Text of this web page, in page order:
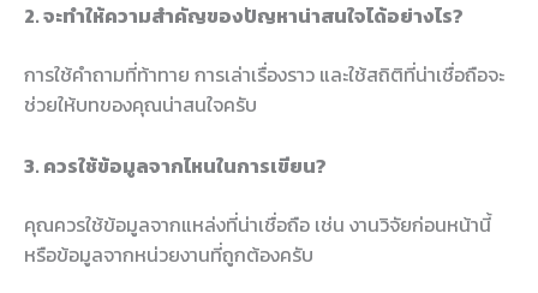
2. จะทำให้ความสำคัญของปัญหาน่าสนใจได้อย่างไร?
การใช้คำถามที่ท้าทาย การเล่าเรื่องราว และใช้สถิติที่น่าเชื่อถือจะ
ช่วยให้บทของคุณน่าสนใจครับ
3. ควรใช้ข้อมูลจากไหนในการเขียน?
คุณควรใช้ข้อมูลจากแหล่งที่น่าเชื่อถือ เช่น งานวิจัยก่อนหน้านี้
หรือข้อมูลจากหน่วยงานที่ถูกต้องครับ